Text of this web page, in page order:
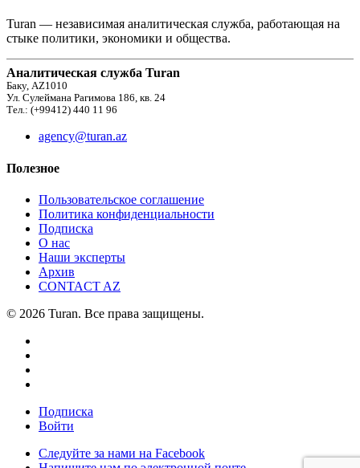
Turan — независимая аналитическая служба, работающая на
стыке политики, экономики и общества.
Аналитическая служба Turan
Баку, AZ1010
Ул. Сулеймана Рагимова 186, кв. 24
Тел.: (+99412) 440 11 96
agency@turan.az
Полезное
Пользовательское соглашение
Политика конфиденциальности
Подписка
О нас
Наши эксперты
Архив
CONTACT AZ
© 2026 Turan. Все права защищены.
Подписка
Войти
Следуйте за нами на Facebook